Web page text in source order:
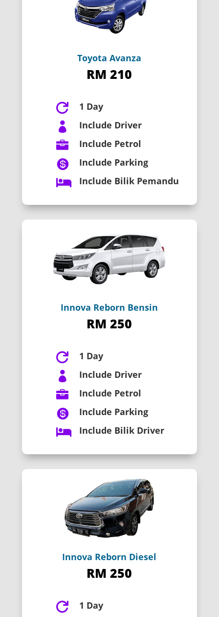
Toyota Avanza
RM 210
 1 Day
 Include Driver
 Include Petrol
 Include Parking
 Include Bilik Pemandu
Innova Reborn Bensin
RM 250
 1 Day
 Include Driver
 Include Petrol
 Include Parking
 Include Bilik Driver
Innova Reborn Diesel
RM 250
 1 Day